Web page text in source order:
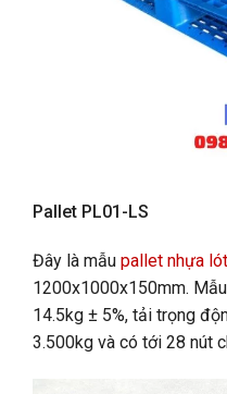
Pallet PL01-LS
Đây là mẫu pallet nhựa
1200x1000x150mm.
14.5kg ± 5%, tải trọng
3.500kg và có tới 28 nút